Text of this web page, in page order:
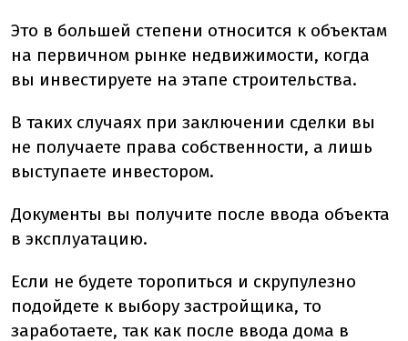
Это в большей степени относится к объектам
на первичном рынке недвижимости, когда
вы инвестируете на этапе строительства.
В таких случаях при заключении сделки вы
не получаете права собственности, а лишь
выступаете инвестором.
Документы вы получите после ввода объекта
в эксплуатацию.
Если не будете торопиться и скрупулезно
подойдете к выбору застройщика, то
заработаете, так как после ввода дома в